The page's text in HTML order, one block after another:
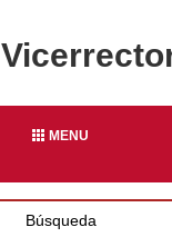
MENU
Búsqueda